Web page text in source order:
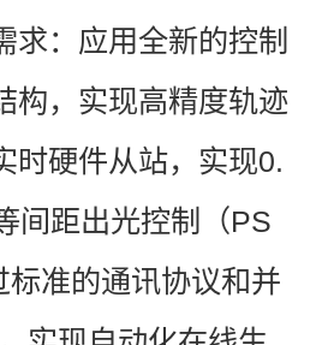
求：应用全新的控制
构，实现高精度轨迹
时硬件从站，实现0.
间距出光控制（PS
标准的通讯协议和并